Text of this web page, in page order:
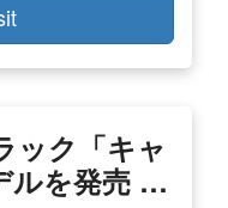
ック「キャ
ルを発売 …